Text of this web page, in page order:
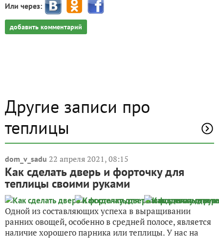
Или через:
добавить комментарий
Другие записи про
теплицы
dom_v_sadu 22 апреля 2021, 08:15
Как сделать дверь и форточку для
теплицы своими руками
Одной из составляющих успеха в выращивании
ранних овощей, особенно в средней полосе, является
наличие хорошего парника или теплицы. У нас на